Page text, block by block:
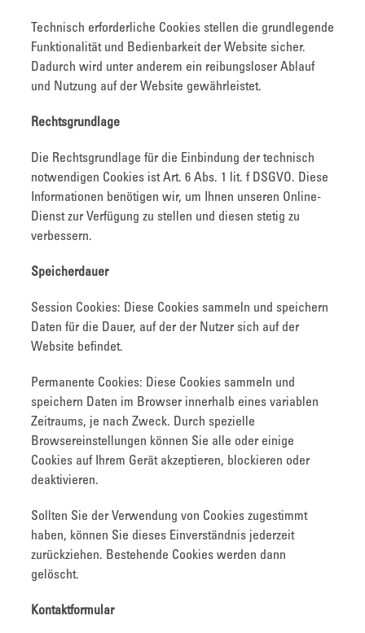
Technisch erforderliche Cookies stellen die grundlegende
Funktionalität und Bedienbarkeit der Website sicher.
Dadurch wird unter anderem ein reibungsloser Ablauf
und Nutzung auf der Website gewährleistet.
Rechtsgrundlage
Die Rechtsgrundlage für die Einbindung der technisch
notwendigen Cookies ist Art. 6 Abs. 1 lit. f DSGVO. Diese
Informationen benötigen wir, um Ihnen unseren Online-
Dienst zur Verfügung zu stellen und diesen stetig zu
verbessern.
Speicherdauer
Session Cookies: Diese Cookies sammeln und speichern
Daten für die Dauer, auf der der Nutzer sich auf der
Website befindet.
Permanente Cookies: Diese Cookies sammeln und
speichern Daten im Browser innerhalb eines variablen
Zeitraums, je nach Zweck. Durch spezielle
Browsereinstellungen können Sie alle oder einige
Cookies auf Ihrem Gerät akzeptieren, blockieren oder
deaktivieren.
Sollten Sie der Verwendung von Cookies zugestimmt
haben, können Sie dieses Einverständnis jederzeit
zurückziehen. Bestehende Cookies werden dann
gelöscht.
Kontaktformular